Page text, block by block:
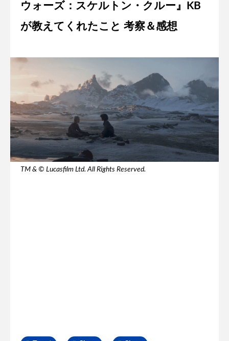
ウォーズ：スケルトン・クルー』KB
が教えてくれたこと 考察＆感想
TM & © Lucasfilm Ltd. All Rights Reserved.